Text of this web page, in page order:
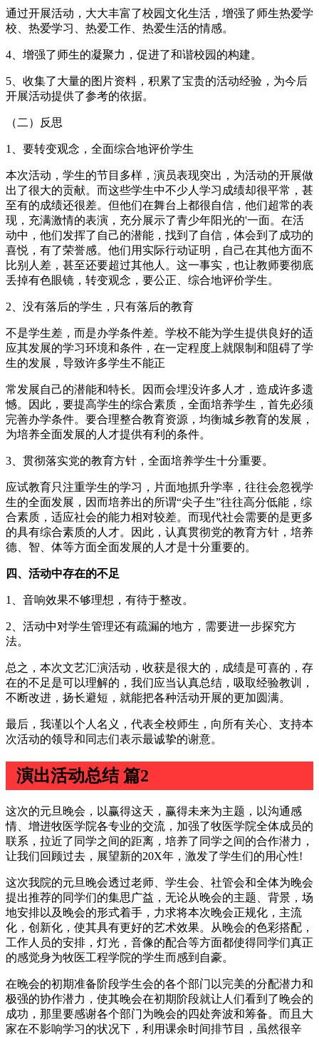
通过开展活动，大大丰富了校园文化生活，增强了师生热爱学
校、热爱学习、热爱工作、热爱生活的情感。
4、增强了师生的凝聚力，促进了和谐校园的构建。
5、收集了大量的图片资料，积累了宝贵的活动经验，为今后
开展活动提供了参考的依据。
（二）反思
1、要转变观念，全面综合地评价学生
本次活动，学生的节目多样，演员表现突出，为活动的开展做
出了很大的贡献。而这些学生中不少人学习成绩却很平常，甚
至有的成绩还很差。但他们在舞台上都很自信，他们超常的表
现，充满激情的表演，充分展示了青少年阳光的'一面。在活
动中，他们发挥了自己的潜能，找到了自信，体会到了成功的
喜悦，有了荣誉感。他们用实际行动证明，自己在其他方面不
比别人差，甚至还要超过其他人。这一事实，也让教师要彻底
丢掉有色眼镜，转变观念，要公正、综合地评价学生。
2、没有落后的学生，只有落后的教育
不是学生差，而是办学条件差。学校不能为学生提供良好的适
应其发展的学习环境和条件，在一定程度上就限制和阻碍了学
生的发展，导致许多学生不能正
常发展自己的潜能和特长。因而会埋没许多人才，造成许多遗
憾。因此，要提高学生的综合素质，全面培养学生，首先必须
完善办学条件。要合理整合教育资源，均衡城乡教育的发展，
为培养全面发展的人才提供有利的条件。
3、贯彻落实党的教育方针，全面培养学生十分重要。
应试教育只注重学生的学习，片面地抓升学率，往往会忽视学
生的全面发展，因而培养出的所谓“尖子生”往往高分低能，综
合素质，适应社会的能力相对较差。而现代社会需要的是更多
的具有综合素质的人才。因此，认真贯彻党的教育方针，培养
德、智、体等方面全面发展的人才是十分重要的。
四、活动中存在的不足
1、音响效果不够理想，有待于整改。
2、活动中对学生管理还有疏漏的地方，需要进一步探究方
法。
总之，本次文艺汇演活动，收获是很大的，成绩是可喜的，存
在的不足是可以理解的，我们应当认真总结，吸取经验教训，
不断改进，扬长避短，就能把各种活动开展的更加圆满。
最后，我谨以个人名义，代表全校师生，向所有关心、支持本
次活动的领导和同志们表示最诚挚的谢意。
演出活动总结 篇2
这次的元旦晚会，以赢得这天，赢得未来为主题，以沟通感
情、增进牧医学院各专业的交流，加强了牧医学院全体成员的
联系，拉近了同学之间的距离，培养了同学之间的合作潜力，
让我们回顾过去，展望新的20X年，激发了学生们的用心性!
这次我院的元旦晚会透过老师、学生会、社管会和全体为晚会
提出推荐的同学们的集思广益，无论从晚会的主题、背景，场
地安排以及晚会的形式着手，力求将本次晚会正规化，主流
化，创新化，使其具有更好的艺术效果。从晚会的色彩搭配，
工作人员的安排，灯光，音像的配合等方面都使得同学们真正
的感觉身为牧医工程学院的学生而感到自豪。
在晚会的初期准备阶段学生会的各个部门以完美的分配潜力和
极强的协作潜力，使其晚会在初期阶段就让人们看到了晚会的
成功，那里要感谢各个部门为晚会的四处奔波和筹备。而且大
家在不影响学习的状况下，利用课余时间排节目，虽然很辛